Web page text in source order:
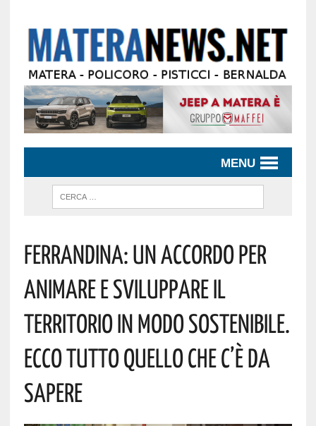
MENU
Ferrandina: Un Accordo Per
Animare E Sviluppare Il
Territorio In Modo Sostenibile.
Ecco Tutto Quello Che C’è Da
Sapere